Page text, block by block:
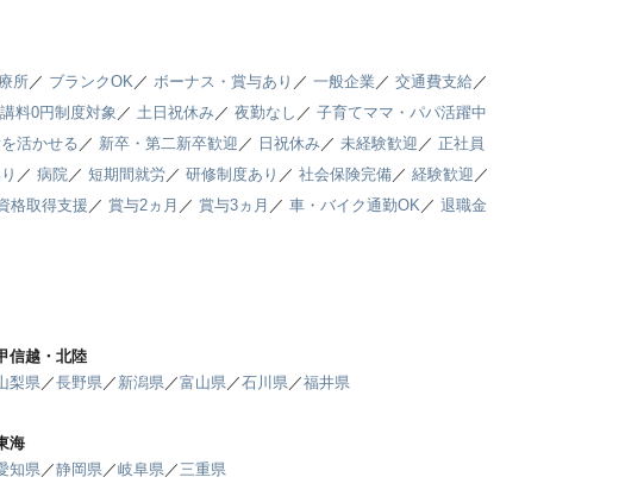
所／ ブランクOK／ボーナス・賞与あり ／一般企業 ／交通費支給／
料0円制度対象／土日祝休み／夜勤なし ／子育てママ・パパ活躍中
活かせる／ 新卒・第二新卒歓迎 ／ 日祝休み／未経験歓迎 ／正社員
／病院／短期間就労／研修制度あり ／社会保険完備／経験歓迎 ／
格取得支援 ／賞与2ヵ月 ／賞与3ヵ月 ／車・バイク通勤OK／退職金
信越・北陸
梨県／長野県／ 新潟県／富山県／石川県／福井県
海
知県／静岡県／岐阜県／三重県